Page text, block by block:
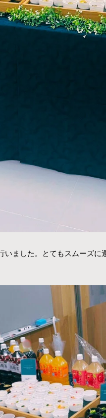
いました。とてもスムーズ